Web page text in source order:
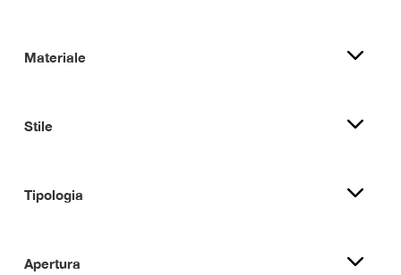
Materiale
Stile
Tipologia
Apertura